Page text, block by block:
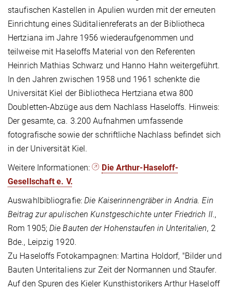
staufischen Kastellen in Apulien wurden mit der erneuten
Einrichtung eines Süditalienreferats an der Bibliotheca
Hertziana im Jahre 1956 wiederaufgenommen und
teilweise mit Haseloffs Material von den Referenten
Heinrich Mathias Schwarz und Hanno Hahn weitergeführt.
In den Jahren zwischen 1958 und 1961 schenkte die
Universität Kiel der Bibliotheca Hertziana etwa 800
Doubletten-Abzüge aus dem Nachlass Haseloffs. Hinweis:
Der gesamte, ca. 3.200 Aufnahmen umfassende
fotografische sowie der schriftliche Nachlass befindet sich
in der Universität Kiel.
Weitere Informationen:
Die Arthur-Haseloff-
Gesellschaft e. V.
Auswahlbibliografie:Die Kaiserinnengräber in Andria. Ein
Beitrag zur apulischen Kunstgeschichte unter Friedrich II.,
Rom 1905; Die Bauten der Hohenstaufen in Unteritalien, 2
Bde., Leipzig 1920.
Zu Haseloffs Fotokampagnen: Martina Holdorf, "Bilder und
Bauten Unteritaliens zur Zeit der Normannen und Staufer.
Auf den Spuren des Kieler Kunsthistorikers Arthur Haseloff